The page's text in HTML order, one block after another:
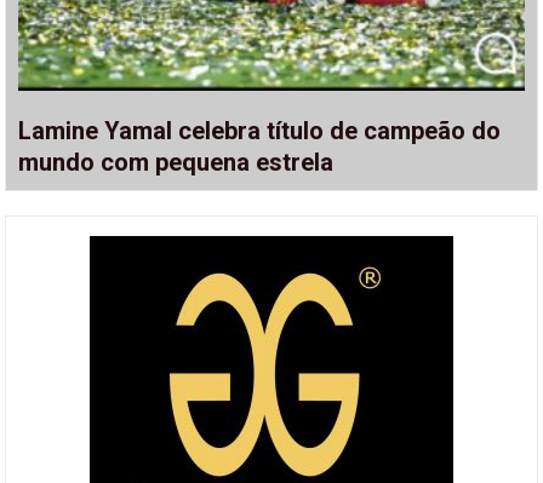
Lamine Yamal celebra título de campeão do
mundo com pequena estrela